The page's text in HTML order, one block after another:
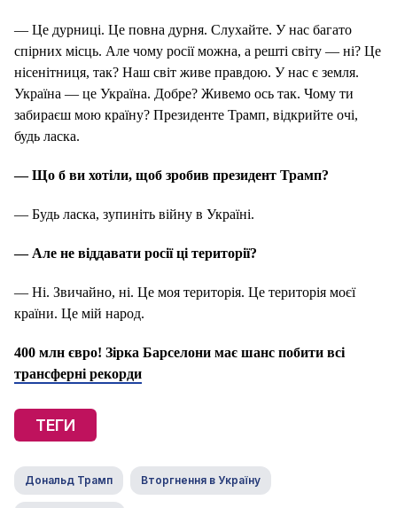
— Це дурниці. Це повна дурня. Слухайте. У нас багато
спірних місць. Але чому росії можна, а решті світу — ні? Це
нісенітниця, так? Наш світ живе правдою. У нас є земля.
Україна — це Україна. Добре? Живемо ось так. Чому ти
забираєш мою країну? Президенте Трамп, відкрийте очі,
будь ласка.
— Що б ви хотіли, щоб зробив президент Трамп?
— Будь ласка, зупиніть війну в Україні.
— Але не віддавати росії ці території?
— Ні. Звичайно, ні. Це моя територія. Це територія моєї
країни. Це мій народ.
400 млн євро! Зірка Барселони має шанс побити всі
трансферні рекорди
ТЕГИ
Дональд Трамп Вторгнення в Україну